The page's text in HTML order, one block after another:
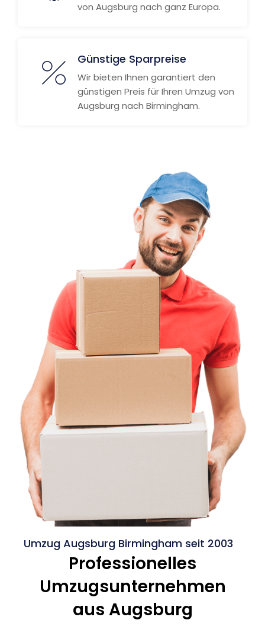
von Augsburg nach ganz Europa.
Günstige Sparpreise
Wir bieten Ihnen garantiert den
günstigen Preis für Ihren Umzug von
Augsburg nach Birmingham.
Umzug Augsburg Birmingham seit 2003
Professionelles
Umzugsunternehmen
aus Augsburg